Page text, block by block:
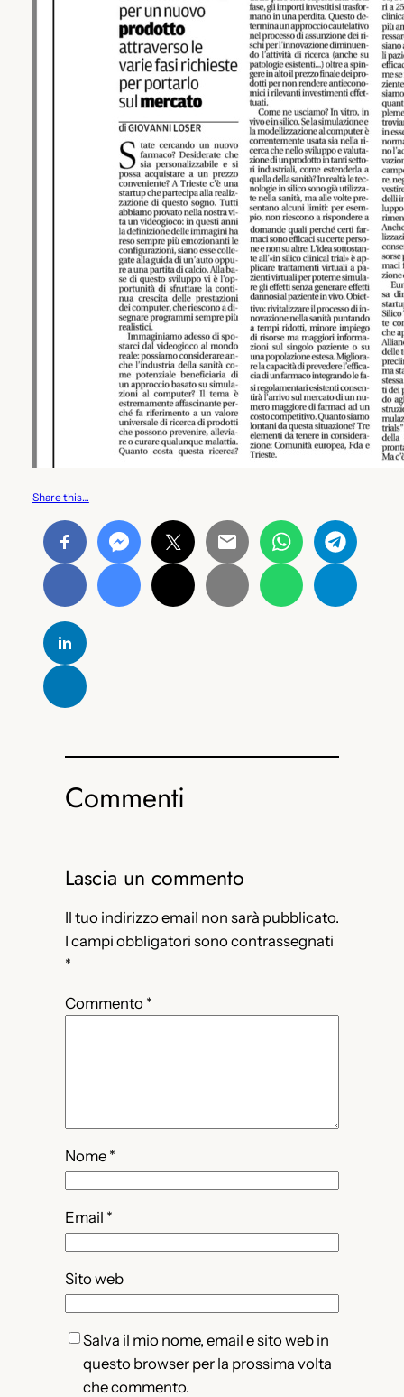
Share this…
Commenti
Lascia un commento
Il tuo indirizzo email non sarà pubblicato.
I campi obbligatori sono contrassegnati
*
Commento *
Nome *
Email *
Sito web
Salva il mio nome, email e sito web in
questo browser per la prossima volta
che commento.